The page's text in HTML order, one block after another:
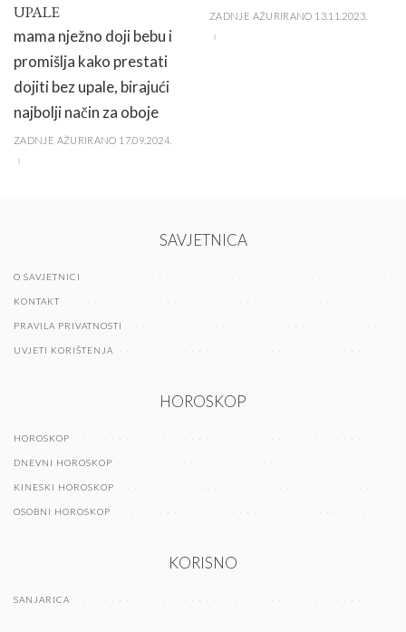
UPALE
mama nježno doji bebu i
promišlja kako prestati
dojiti bez upale, birajući
najbolji način za oboje
ZADNJE AŽURIRANO 17.09.2024.
ZADNJE AŽURIRANO 13.11.2023.
SAVJETNICA
O SAVJETNICI
KONTAKT
PRAVILA PRIVATNOSTI
UVJETI KORIŠTENJA
HOROSKOP
HOROSKOP
DNEVNI HOROSKOP
KINESKI HOROSKOP
OSOBNI HOROSKOP
KORISNO
SANJARICA